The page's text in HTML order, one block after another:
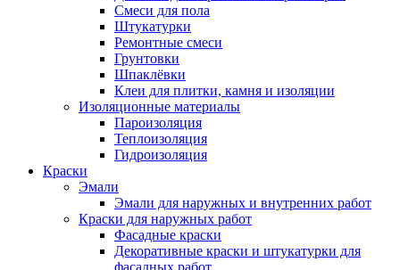
Смеси для пола
Штукатурки
Ремонтные смеси
Грунтовки
Шпаклёвки
Клеи для плитки, камня и изоляции
Изоляционные материалы
Пароизоляция
Теплоизоляция
Гидроизоляция
Краски
Эмали
Эмали для наружных и внутренних работ
Краски для наружных работ
Фасадные краски
Декоративные краски и штукатурки для
фасадных работ